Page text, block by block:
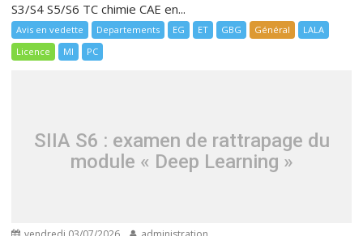
S3/S4 S5/S6 TC chimie CAE en...
Avis en vedette Departements EG ET GBG Général
LALA
Licence
MI PC
SIIA S6 : examen de rattrapage du
module « Deep Learning »